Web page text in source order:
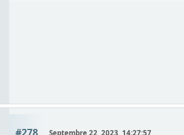
Septembre 22, 2023, 14:27:57